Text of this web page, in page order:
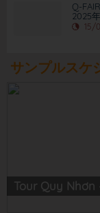
Q-
2025
15/
サンプルスケ